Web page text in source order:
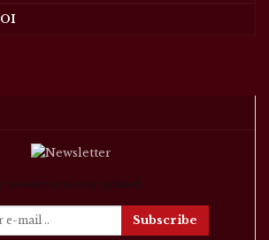
newsletter to stay updated.
Subscribe